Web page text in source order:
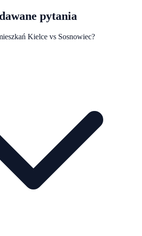
pytania
Kielce vs Sosnowiec?